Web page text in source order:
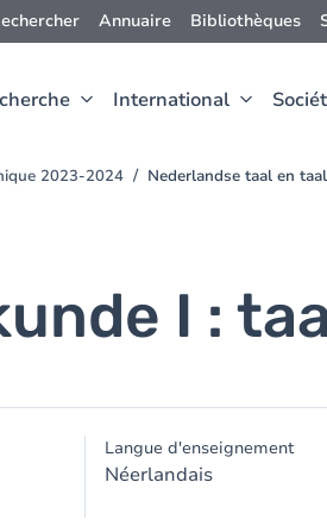
Annuaire Bibliothèques
International
2023-2024 Nederlandse taal en
I :
Langue d'enseignement
Néerlandais